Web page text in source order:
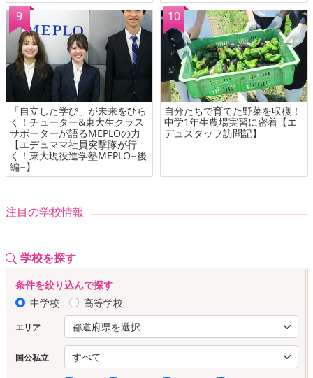
「自立した学び」が未来をひら
く！チューター&東大生クラス
サポーターが語るMEPLOの力
【エデュママ社員突撃隊が行
く！東大現役進学塾MEPLO−後
編−】
自分たちで育てた野菜を収穫！
中学1年生農場実習に密着【エ
デュスタッフ訪問記】
注目の学校情報
学校を探す
条件を絞り込んで探す
中学校
高等学校
エリア
国公私立